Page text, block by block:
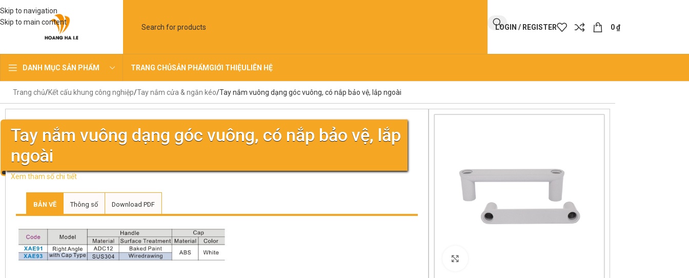
Skip to navigation
Skip to main content
LOGIN / REGISTER 0₫
DANH MỤC SẢN PHẨM TRANG CHỦSẢN PHẨMGIỚI THIỆULIÊN HỆ
Trang chủ Kết cấu khung công nghiệp Tay nắm cửa & ngăn kéo Tay nắm vuông dạng góc vuông, có nắp bảo vệ, lắp ngoài
Tay nắm vuông dạng góc vuông, có nắp bảo vệ, lắp
ngoài
Xem tham số chi tiết
BẢN VẼ Thông số Download PDF